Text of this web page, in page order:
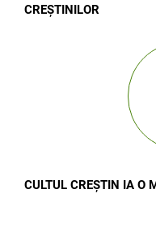
CREȘTINILOR
CULTUL CREȘTIN IA O